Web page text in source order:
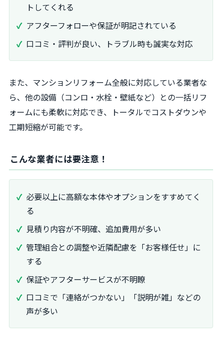
トしてくれる
アフターフォローや保証が明記されている
口コミ・評判が良い、トラブル時も誠実な対応
また、マンションリフォーム全般に対応している業者な
ら、他の設備（コンロ・水栓・壁紙など）との一括リフ
ォームにも柔軟に対応でき、トータルでコストダウンや
工期短縮が可能です。
こんな業者には要注意！
必要以上に高額な本体やオプションをすすめてく
る
見積り内容が不明確、追加費用が多い
管理組合との調整や近隣配慮を「お客様任せ」に
する
保証やアフターサービスが不明瞭
口コミで「連絡がつかない」「説明が雑」などの
声が多い